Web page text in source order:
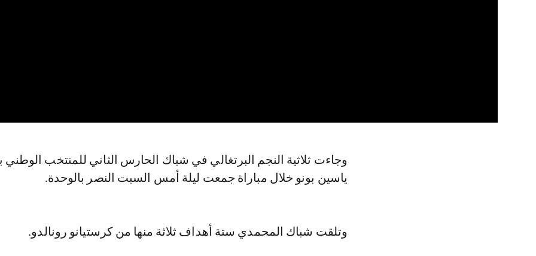
و جاءت ثلاثية النجم البرتغالي في شباك الحارس الثاني للمنتخب الوطني بعد
ياسين بونو خلال مباراة جمعت ليلة أمس السبت النصر بالوحدة.
وتلقت شباك المحمدي ستة أهداف ثلاثة منها من كرستيانو رونالدو.